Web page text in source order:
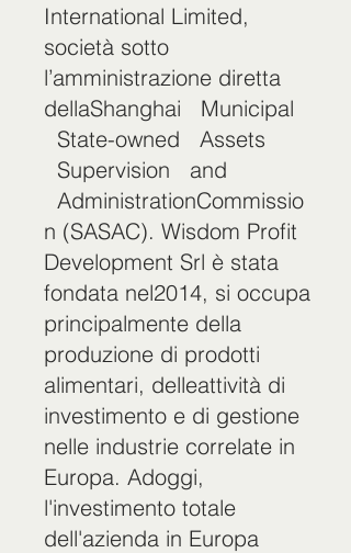
International Limited,
società sotto
l’amministrazione diretta
dellaShanghai Municipal
State-owned Assets
Supervision and
AdministrationCommissio
n (SASAC). Wisdom Profit
Development Srl è stata
fondata nel2014, si occupa
principalmente della
produzione di prodotti
alimentari, delleattività di
investimento e di gestione
nelle industrie correlate in
Europa. Adoggi,
l'investimento totale
dell'azienda in Europa